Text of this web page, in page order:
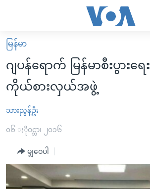
လွယ်ကူ
စေ
သည့်
Link
များ
ပင်မ
ကျော်
ကြည့်
မူလစာမျက်နှာ
မြန်မာ
ကမ္ဘာ့သတင်းများ
နိုင်ငံတကာ
အစ္စရေး-ပါလက်စတိုင်း
သတင်းလွတ်လပ်ခွင့်
အင်္ဂလိပ်စာလေ့လာမယ်
အမေရိကန်သုံးအီဒီယံ
အပတ်စဉ်ကဏ္ဍများ
မြန်မာ
ဂျပန်ရောက် မြန်မာစီးပွားရေး
ကိုယ်စားလှယ်အဖွဲ့
သားညွန့်ဦး
၀၆ ႏိုဝင္ဘာ၊ ၂၀၁၆
မျှဝေပါ